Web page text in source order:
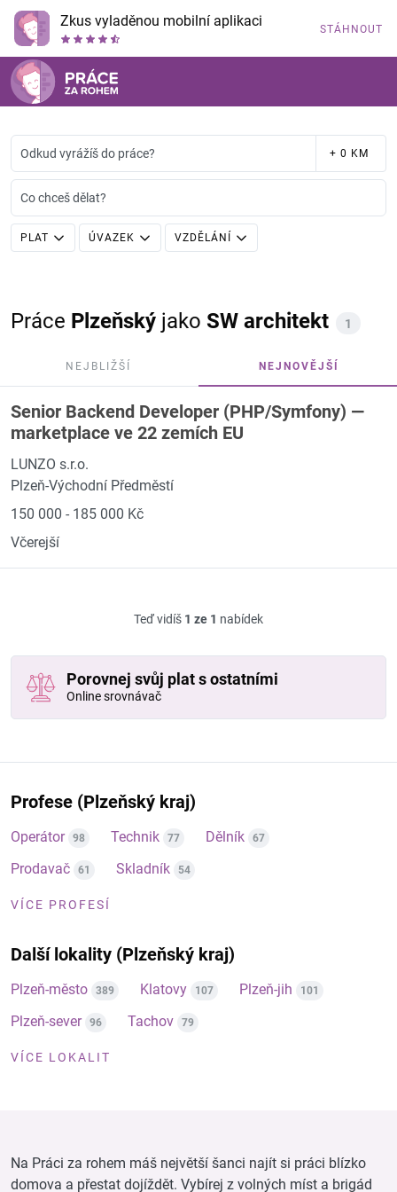
Zkus vyladěnou mobilní aplikaci STÁHNOUT
Odkud vyrážíš do práce? + 0 KM
Co chceš dělat?
PLAT ÚVAZEK VZDĚLÁNÍ
Práce Plzeňský jako SW architekt 1
NEJBLIŽŠÍ NEJNOVĚJŠÍ
Senior Backend Developer (PHP/Symfony) —
marketplace ve 22 zemích EU
LUNZO s.r.o.
Plzeň-Východní Předměstí
150 000 - 185 000 Kč
Včerejší
Teď vidíš 1 ze 1 nabídek
Porovnej svůj plat s ostatními
Online srovnávač
Profese (Plzeňský kraj)
Operátor 98 Technik 77 Dělník 67
Prodavač 61 Skladník 54
VÍCE PROFESÍ
Další lokality (Plzeňský kraj)
Plzeň-město 389 Klatovy 107 Plzeň-jih 101
Plzeň-sever 96 Tachov 79
VÍCE LOKALIT
Na Práci za rohem máš největší šanci najít si práci blízko
domova a přestat dojíždět. Vybírej z volných míst a brigád